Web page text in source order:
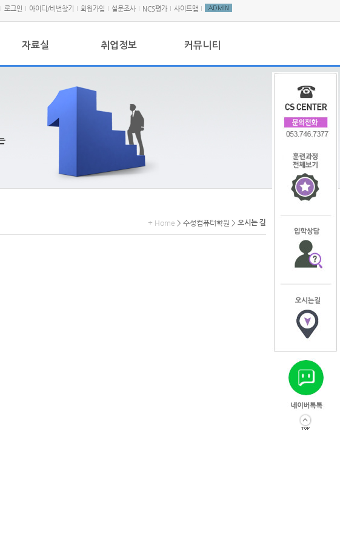
로그인 아이디/비번찾기 회원가입 설문조사 NCS평가 사이트맵
자료실 취업정보 커뮤니티
+ Home > 수성컴퓨터학원 > 오시는 길